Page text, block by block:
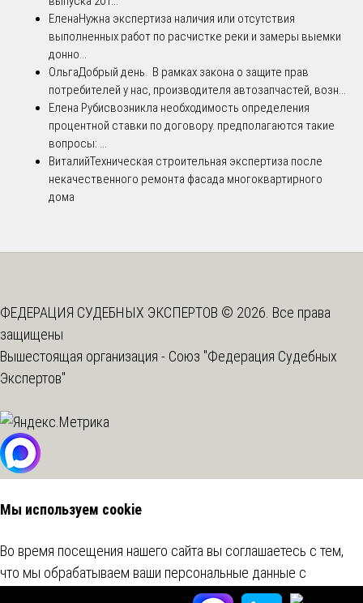
ЕленаНужна экспертиза наличия или отсутствия
выполненных работ по расчистке реки и замеры выемки
донно...
ОльгаДобрый день. В рамках закона о защите прав
потребителей у нас, производителя автозапчастей, возн...
Елена Рубисвозникла необходимость определения
процентной ставки по договору. предполагаются такие
вопросы: ...
ВиталийТехническая строительная экспертиза после
некачественного ремонта фасада многоквартирного
дома
ФЕДЕРАЦИЯ СУДЕБНЫХ ЭКСПЕРТОВ © 2026. Все права
защищены
Вышестоящая организация - Союз "Федерация Судебных
Экспертов"
Мы используем cookie
Во время посещения нашего сайта вы соглашаетесь с тем,
что мы обрабатываем ваши персональные данные с
использованием метрических программ.Подробнее